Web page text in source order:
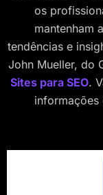
os
mantenham
tendências e
John Mueller, do
Sites para SEO.
informações